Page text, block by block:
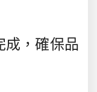
成，確保品